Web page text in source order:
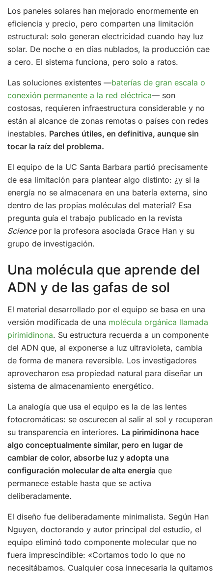
Los paneles solares han mejorado enormemente en
eficiencia y precio, pero comparten una limitación
estructural: solo generan electricidad cuando hay luz
solar. De noche o en días nublados, la producción cae
a cero. El sistema funciona, pero solo a ratos.
Las soluciones existentes —baterías de gran escala o
conexión permanente a la red eléctrica— son
costosas, requieren infraestructura considerable y no
están al alcance de zonas remotas o países con redes
inestables. Parches útiles, en definitiva, aunque sin
tocar la raíz del problema.
El equipo de la UC Santa Barbara partió precisamente
de esa limitación para plantear algo distinto: ¿y si la
energía no se almacenara en una batería externa, sino
dentro de las propias moléculas del material? Esa
pregunta guía el trabajo publicado en la revista
Sciencepor la profesora asociada Grace Han y su
grupo de investigación.
Una molécula que aprende del
ADN y de las gafas de sol
El material desarrollado por el equipo se basa en una
versión modificada de una molécula orgánica llamada
pirimidinona. Su estructura recuerda a un componente
del ADN que, al exponerse a luz ultravioleta, cambia
de forma de manera reversible. Los investigadores
aprovecharon esa propiedad natural para diseñar un
sistema de almacenamiento energético.
La analogía que usa el equipo es la de las lentes
fotocromáticas: se oscurecen al salir al sol y recuperan
su transparencia en interiores. La pirimidinona hace
algo conceptualmente similar, pero en lugar de
cambiar de color, absorbe luz y adopta una
configuración molecular de alta energía que
permanece estable hasta que se activa
deliberadamente.
El diseño fue deliberadamente minimalista. Según Han
Nguyen, doctorando y autor principal del estudio, el
equipo eliminó todo componente molecular que no
fuera imprescindible: «Cortamos todo lo que no
necesitábamos. Cualquier cosa innecesaria la quitamos